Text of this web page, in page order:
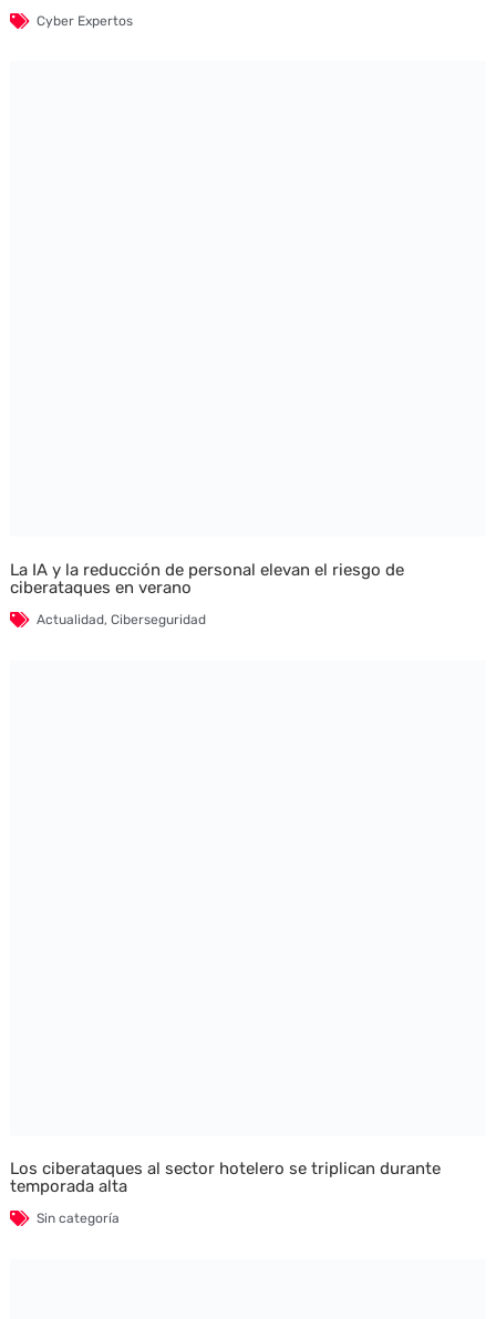
Cyber Expertos
La IA y la reducción de personal elevan el riesgo de
ciberataques en verano
Actualidad, Ciberseguridad
Los ciberataques al sector hotelero se triplican durante
temporada alta
Sin categoría